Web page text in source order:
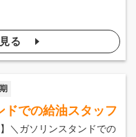
る
ドでの給油スタッフ
＼ガソリンスタンドでの